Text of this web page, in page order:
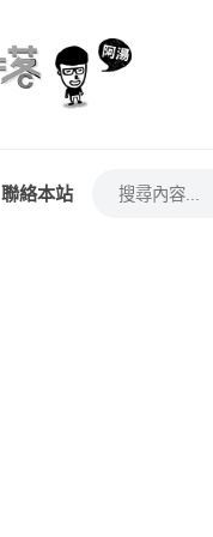
聯絡本站